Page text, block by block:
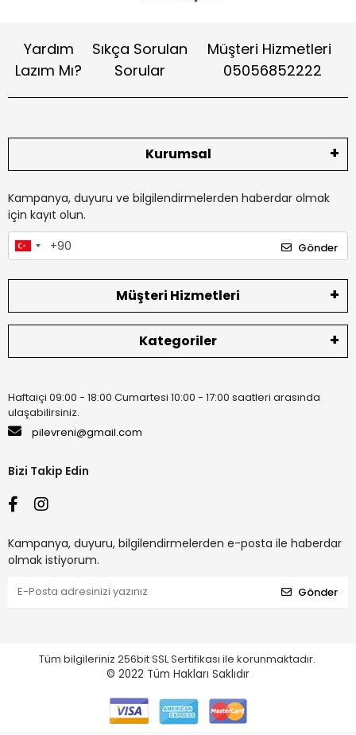
Yardım
Lazım Mı?
Sıkça Sorulan
Sorular
Müşteri Hizmetleri
05056852222
Kurumsal
Kampanya, duyuru ve bilgilendirmelerden haberdar olmak
için kayıt olun.
Gönder
Müşteri Hizmetleri
Kategoriler
Haftaiçi 09:00 - 18:00 Cumartesi 10:00 - 17:00 saatleri arasında
ulaşabilirsiniz.
pilevreni@gmail.com
Bizi Takip Edin
Kampanya, duyuru, bilgilendirmelerden e-posta ile haberdar
olmak istiyorum.
Gönder
Tüm bilgileriniz 256bit SSL Sertifikası ile korunmaktadır.
© 2022 Tüm Hakları Saklıdır